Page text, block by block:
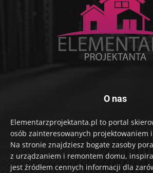
O nas
Elementarzprojektanta.pl to portal
osób zainteresowanych projektowaniem
Na stronie znajdziesz bogate zasoby
z urządzaniem i remontem domu,
jest źródłem cennych informacji dla